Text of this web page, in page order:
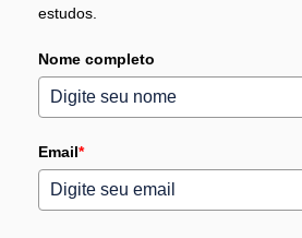
estudos.
Nome completo
Email*